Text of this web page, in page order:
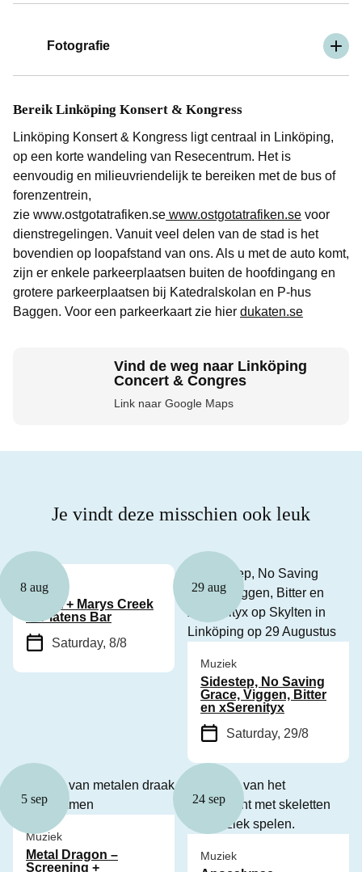
Fotografie
Bereik Linköping Konsert & Kongress
Linköping Konsert & Kongress ligt centraal in Linköping,
op een korte wandeling van Resecentrum. Het is
eenvoudig en milieuvriendelijk te bereiken met de bus of
forenzentrein,
zie www.ostgotatrafiken.se www.ostgotatrafiken.se voor
dienstregelingen. Vanuit veel delen van de stad is het
bovendien op loopafstand van ons. Als u met de auto komt,
zijn er enkele parkeerplaatsen buiten de hoofdingang en
grotere parkeerplaatsen bij Katedralskolan en P-hus
Baggen. Voor een parkeerkaart zie hier dukaten.se
Vind de weg naar Linköping
Concert & Congres
Link naar Google Maps
Je vindt deze misschien ook leuk
8 aug
Muziek
Cyhra + Marys Creek
in Platens Bar
Saturday, 8/8
29 aug
Muziek
Sidestep, No Saving
Grace, Viggen, Bitter
en xSerenityx
Saturday, 29/8
5 sep
Muziek
Metal Dragon –
Screening +
24 sep
Muziek